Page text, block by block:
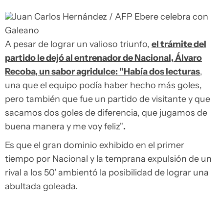
Juan Carlos Hernández / AFP Ebere celebra con
Galeano
A pesar de lograr un valioso triunfo, el trámite del
partido le dejó al entrenador de Nacional, Álvaro
Recoba, un sabor agridulce: "Había dos lecturas,
una que el equipo podía haber hecho más goles,
pero también que fue un partido de visitante y que
sacamos dos goles de diferencia, que jugamos de
buena manera y me voy feliz".
Es que el gran dominio exhibido en el primer
tiempo por Nacional y la temprana expulsión de un
rival a los 50' ambientó la posibilidad de lograr una
abultada goleada.